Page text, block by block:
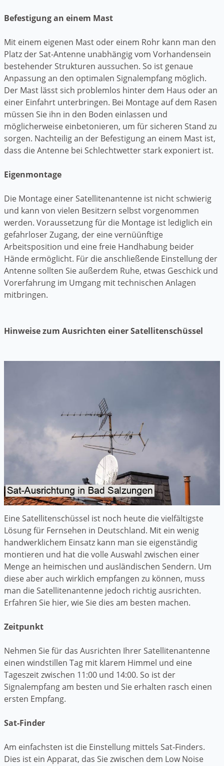
Befestigung an einem Mast
Mit einem eigenen Mast oder einem Rohr kann man den
Platz der Sat-Antenne unabhängig vom Vorhandensein
bestehender Strukturen aussuchen. So ist genaue
Anpassung an den optimalen Signalempfang möglich.
Der Mast lässt sich problemlos hinter dem Haus oder an
einer Einfahrt unterbringen. Bei Montage auf dem Rasen
müssen Sie ihn in den Boden einlassen und
möglicherweise einbetonieren, um für sicheren Stand zu
sorgen. Nachteilig an der Befestigung an einem Mast ist,
dass die Antenne bei Schlechtwetter stark exponiert ist.
Eigenmontage
Die Montage einer Satellitenantenne ist nicht schwierig
und kann von vielen Besitzern selbst vorgenommen
werden. Voraussetzung für die Montage ist lediglich ein
gefahrloser Zugang, der eine vernüünftige
Arbeitsposition und eine freie Handhabung beider
Hände ermöglicht. Für die anschließende Einstellung der
Antenne sollten Sie außerdem Ruhe, etwas Geschick und
Vorerfahrung im Umgang mit technischen Anlagen
mitbringen.
Hinweise zum Ausrichten einer Satellitenschüssel
Eine Satellitenschüssel ist noch heute die vielfältigste
Lösung für Fernsehen in Deutschland. Mit ein wenig
handwerklichem Einsatz kann man sie eigenständig
montieren und hat die volle Auswahl zwischen einer
Menge an heimischen und ausländischen Sendern. Um
diese aber auch wirklich empfangen zu können, muss
man die Satellitenantenne jedoch richtig ausrichten.
Erfahren Sie hier, wie Sie dies am besten machen.
Zeitpunkt
Nehmen Sie für das Ausrichten Ihrer Satellitenantenne
einen windstillen Tag mit klarem Himmel und eine
Tageszeit zwischen 11:00 und 14:00. So ist der
Signalempfang am besten und Sie erhalten rasch einen
ersten Empfang.
Sat-Finder
Am einfachsten ist die Einstellung mittels Sat-Finders.
Dies ist ein Apparat, das Sie zwischen dem Low Noise